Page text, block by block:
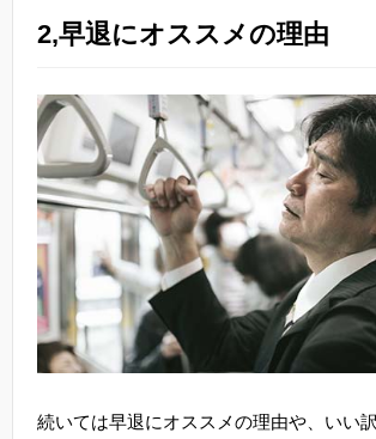
2,早退にオススメの理由
続いては早退にオススメの理由や、いい